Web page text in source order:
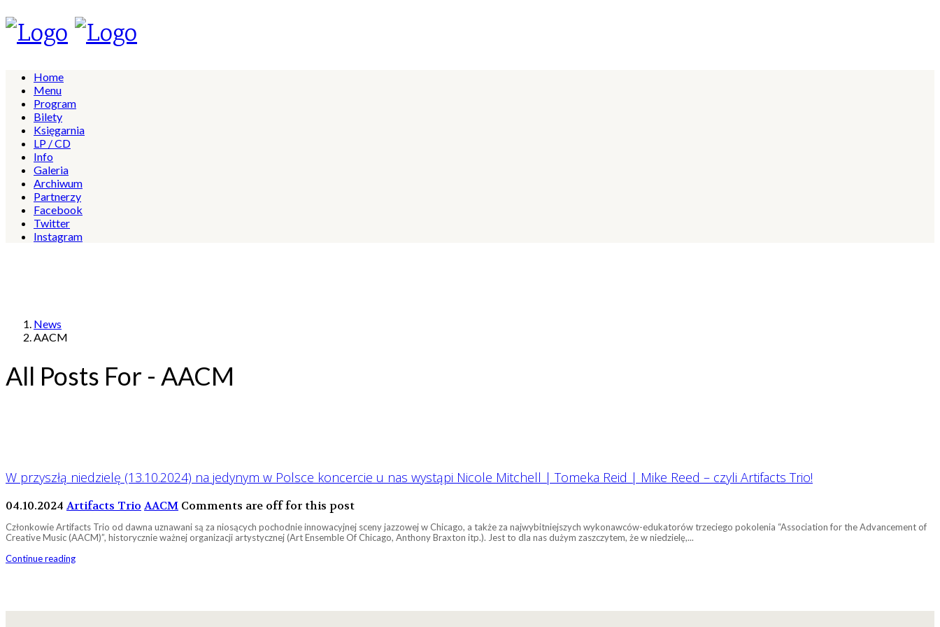
Home
Menu
Program
Bilety
Księgarnia
LP / CD
Info
Galeria
Archiwum
Partnerzy
Facebook
Twitter
Instagram
News
AACM
All Posts For - AACM
W przyszłą niedzielę (13.10.2024) na jedynym w Polsce koncercie u nas wystąpi Nicole Mitchell | Tomeka Reid | Mike Reed – czyli Artifacts Trio!
04.10.2024 Artifacts Trio AACM Comments are off for this post
Członkowie Artifacts Trio od dawna uznawani są za niosących pochodnie innowacyjnej sceny jazzowej w Chicago, a także za najwybitniejszych wykonawców-edukatorów trzeciego pokolenia “Association for the Advancement of
Creative Music (AACM)”, historycznie ważnej organizacji artystycznej (Art Ensemble Of Chicago, Anthony Braxton itp.). Jest to dla nas dużym zaszczytem, że w niedzielę,...
Continue reading